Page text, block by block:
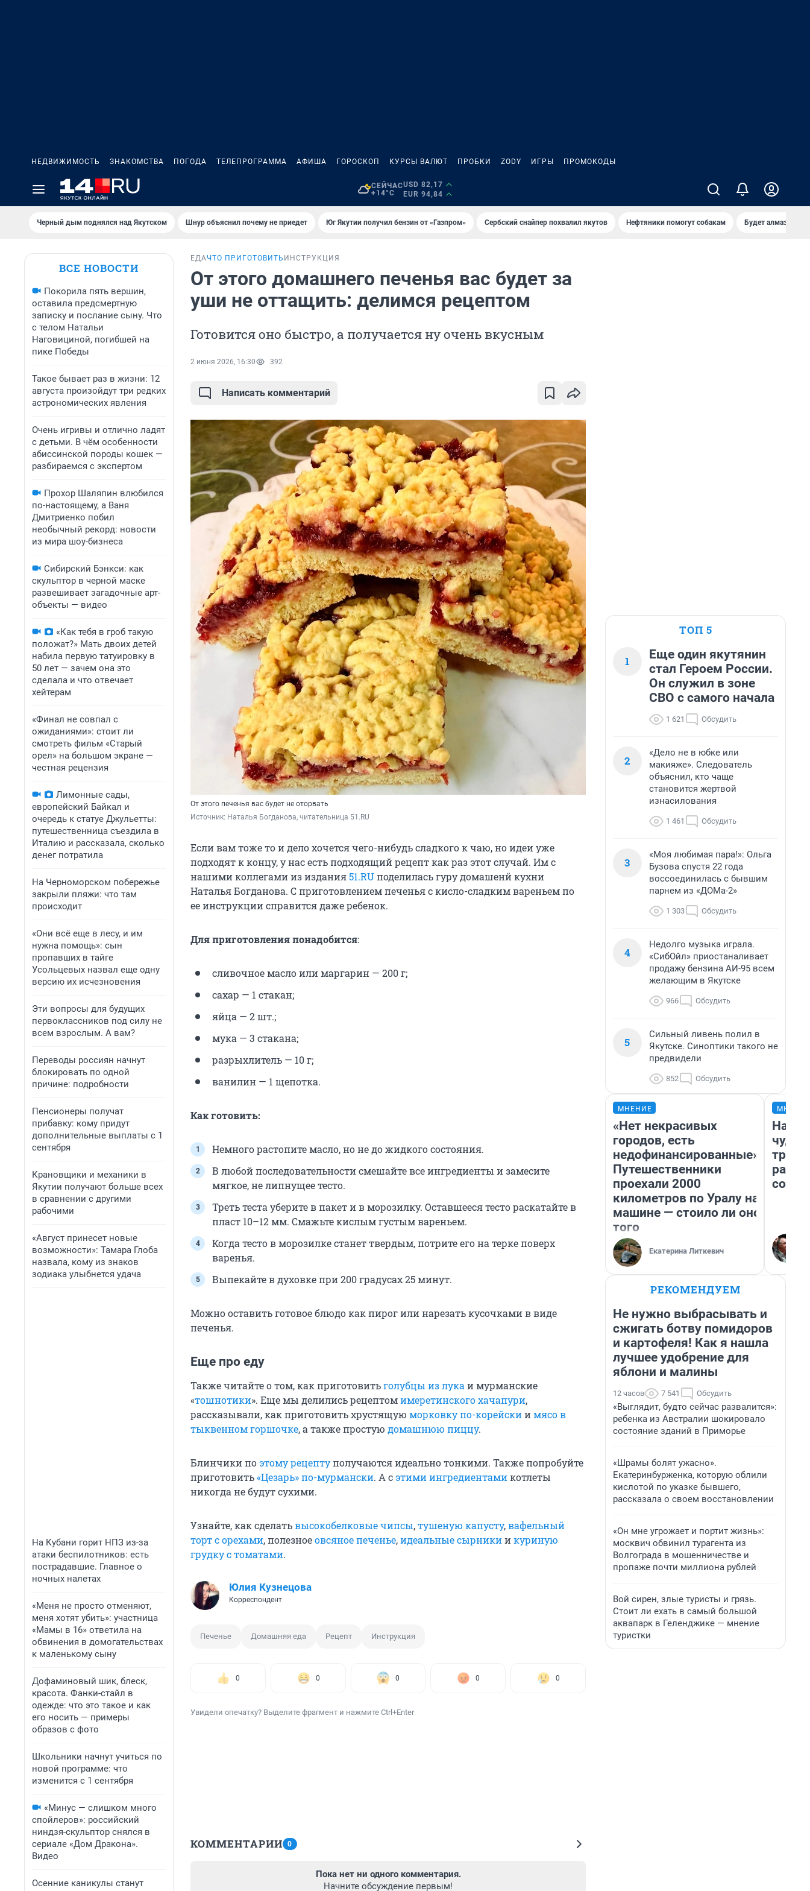
НЕДВИЖИМОСТЬ ЗНАКОМСТВА ПОГОДА ТЕЛЕПРОГРАММА АФИША ГОРОСКОП КУРСЫ ВАЛЮТ ПРОБКИ ZODY ИГРЫ ПРОМОКОДЫ
СЕЙЧАС
+14°C
USD 82,17
EUR 94,84
Черный дым поднялся над Якутском Шнур объяснил почему не приедет Юг Якутии получил бензин от «Газпром» Сербский снайпер похвалил якутов Нефтяники помогут собакам Будет алмазный
ВСЕ НОВОСТИ
Покорила пять вершин,
оставила предсмертную
записку и послание сыну. Что
с телом Натальи
Наговициной, погибшей на
пике Победы
Такое бывает раз в жизни: 12
августа произойдут три редких
астрономических явления
Очень игривы и отлично ладят
с детьми. В чём особенности
абиссинской породы кошек —
разбираемся с экспертом
Прохор Шаляпин влюбился
по-настоящему, а Ваня
Дмитриенко побил
необычный рекорд: новости
из мира шоу-бизнеса
Сибирский Бэнкси: как
скульптор в черной маске
развешивает загадочные арт-
объекты — видео
«Как тебя в гроб такую
положат?» Мать двоих детей
набила первую татуировку в
50 лет — зачем она это
сделала и что отвечает
хейтерам
«Финал не совпал с
ожиданиями»: стоит ли
смотреть фильм «Старый
орел» на большом экране —
честная рецензия
Лимонные сады,
европейский Байкал и
очередь к статуе Джульетты:
путешественница съездила в
Италию и рассказала, сколько
денег потратила
На Черноморском побережье
закрыли пляжи: что там
происходит
«Они всё еще в лесу, и им
нужна помощь»: сын
пропавших в тайге
Усольцевых назвал еще одну
версию их исчезновения
Эти вопросы для будущих
первоклассников под силу не
всем взрослым. А вам?
Переводы россиян начнут
блокировать по одной
причине: подробности
Пенсионеры получат
прибавку: кому придут
дополнительные выплаты с 1
сентября
Крановщики и механики в
Якутии получают больше всех
в сравнении с другими
рабочими
«Август принесет новые
возможности»: Тамара Глоба
назвала, кому из знаков
зодиака улыбнется удача
На Кубани горит НПЗ из-за
атаки беспилотников: есть
пострадавшие. Главное о
ночных налетах
«Меня не просто отменяют,
меня хотят убить»: участница
«Мамы в 16» ответила на
обвинения в домогательствах
к маленькому сыну
Дофаминовый шик, блеск,
красота. Фанки-стайл в
одежде: что это такое и как
его носить — примеры
образов с фото
Школьники начнут учиться по
новой программе: что
изменится с 1 сентября
«Минус — слишком много
спойлеров»: российский
ниндзя-скульптор снялся в
сериале «Дом Дракона».
Видео
Осенние каникулы станут
ЕДАЧТО ПРИГОТОВИТЬ ИНСТРУКЦИЯ
От этого домашнего печенья вас будет за
уши не оттащить: делимся рецептом
Готовится оно быстро, а получается ну очень вкусным
2 июня 2026, 16:30 392
Написать комментарий
От этого печенья вас будет не оторвать
Источник: Наталья Богданова, читательница 51.RU
Если вам тоже то и дело хочется чего-нибудь сладкого к чаю, но идеи уже
подходят к концу, у нас есть подходящий рецепт как раз этот случай. Им с
нашими коллегами из издания51.RUподелилась гуру домашенй кухни
Наталья Богданова. С приготовлением печенья с кисло-сладким вареньем по
ее инструкции справится даже ребенок.
Для приготовления понадобится:
сливочное масло или маргарин — 200 г;
сахар — 1 стакан;
яйца — 2 шт.;
мука — 3 стакана;
разрыхлитель — 10 г;
ванилин — 1 щепотка.
Как готовить:
Немного растопите масло, но не до жидкого состояния.
В любой последовательности смешайте все ингредиенты и замесите
мягкое, не липнущее тесто.
Треть теста уберите в пакет и в морозилку. Оставшееся тесто раскатайте в
пласт 10–12 мм. Смажьте кислым густым вареньем.
Когда тесто в морозилке станет твердым, потрите его на терке поверх
варенья.
Выпекайте в духовке при200градусах25минут.
Можно оставить готовое блюдо как пирог или нарезать кусочками в виде
печенья.
Еще про еду
Также читайте о том, как приготовитьголубцы из лука и мурманские
«тошнотики». Еще мы делились рецептомимеретинского хачапури,
рассказывали, как приготовить хрустящую морковку по-корейскиимясо в
тыквенном горшочке, а также простую домашнюю пиццу.
Блинчики поэтому рецептуполучаются идеально тонкими. Также попробуйте
приготовить«Цезарь» по-мурмански. А сэтими ингредиентамикотлеты
никогда не будут сухими.
Узнайте, как сделатьвысокобелковые чипсы,тушеную капусту,вафельный
торт с орехами, полезноеовсяное печенье,идеальные сырникиикуриную
грудку с томатами.
Юлия Кузнецова
Корреспондент
Печенье Домашняя еда Рецепт Инструкция
0 0 0 0 0
Увидели опечатку? Выделите фрагмент и нажмите Ctrl+Enter
КОММЕНТАРИИ 0
Пока нет ни одного комментария.
Начните обсуждение первым!
ТОП 5
1
Еще один якутянин
стал Героем России.
Он служил в зоне
СВО с самого начала
1 621 Обсудить
2
«Дело не в юбке или
макияже». Следователь
объяснил, кто чаще
становится жертвой
изнасилования
1 461 Обсудить
3
«Моя любимая пара!»: Ольга
Бузова спустя 22 года
воссоединилась с бывшим
парнем из «ДОМа-2»
1 303 Обсудить
4
Недолго музыка играла.
«СибОйл» приостаналивает
продажу бензина АИ-95 всем
желающим в Якутске
966 Обсудить
5
Сильный ливень полил в
Якутске. Синоптики такого не
предвидели
852 Обсудить
МНЕНИЕ
«Нет некрасивых
городов, есть
недофинансированные».
Путешественники
проехали 2000
километров по Уралу на
машине — стоило ли оно
того
Екатерина Литкевич
РЕКОМЕНДУЕМ
Не нужно выбрасывать и
сжигать ботву помидоров
и картофеля! Как я нашла
лучшее удобрение для
яблони и малины
12 часов 7 541 Обсудить
«Выглядит, будто сейчас развалится»:
ребенка из Австралии шокировало
состояние зданий в Приморье
«Шрамы болят ужасно».
Екатеринбурженка, которую облили
кислотой по указке бывшего,
рассказала о своем восстановлении
«Он мне угрожает и портит жизнь»:
москвич обвинил турагента из
Волгограда в мошенничестве и
пропаже почти миллиона рублей
Вой сирен, злые туристы и грязь.
Стоит ли ехать в самый большой
аквапарк в Геленджике — мнение
туристки